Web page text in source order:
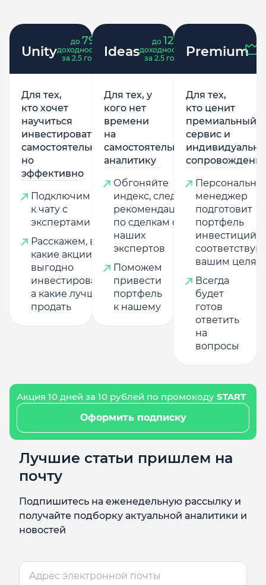
Unity
до 79
доходность
за 2.5 года
Для тех,
кто хочет
научиться
инвестировать
самостоятельно,
но
эффективно
Подключим
к чату с
экспертами
Расскажем, в
какие акции
выгодно
инвестировать,
а какие лучше
продать
Ideas
до 121
доходность
за 2.5 года
Для тех, у
кого нет
времени
на
самостоятельную
аналитику
Обгоняйте
индекс, следуя
рекомендациям
по сделкам от
наших
экспертов
Поможем
привести
портфель
к нашему
Premium
Для тех,
кто ценит
премиальный
сервис и
менеджер
подготовит
портфель
инвестиций,
вашим целям
Всегда
будет
готов
ответить
на
вопросы
Акция 10 дней за 10 рублей по промокоду START
Оформить подписку
Лучшие статьи пришлем на
почту
Подпишитесь на еженедельную рассылку и
получайте подборку актуальной аналитики и
новостей